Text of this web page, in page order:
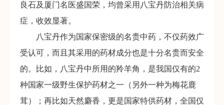
良石及厦门名医盛国荣，均曾采用八宝丹防治相关病
症，收效显著。
八宝丹作为国家保密级的名贵中药，不仅药效广
受认可，而且其采用的药材成分也是十分名贵而安全
的。比如，八宝丹中所用的羚羊角，是我国仅有的2
种国家一级野生保护药材之一（另外一种为梅花鹿
茸）；再比如天然麝香，更是国家特供药材，全国仅